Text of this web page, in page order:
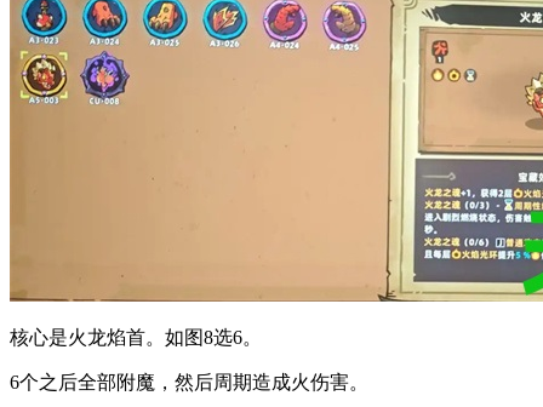
核心是火龙焰首。如图8选6。
6个之后全部附魔，然后周期造成火伤害。